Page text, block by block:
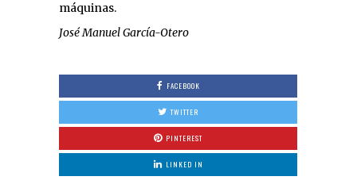
máquinas.
José Manuel García-Otero
FACEBOOK
TWITTER
PINTEREST
LINKED IN